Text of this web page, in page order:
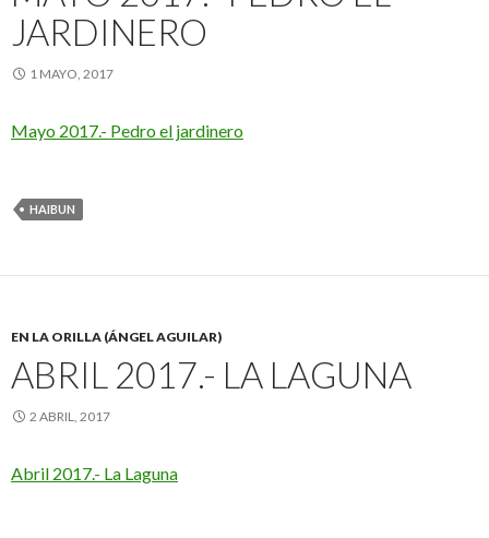
JARDINERO
1 MAYO, 2017
Mayo 2017.- Pedro el jardinero
HAIBUN
EN LA ORILLA (ÁNGEL AGUILAR)
ABRIL 2017.- LA LAGUNA
2 ABRIL, 2017
Abril 2017.- La Laguna